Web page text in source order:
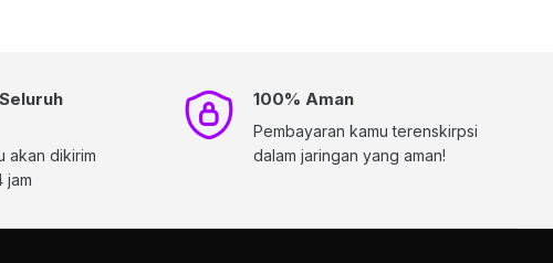
akan dikirim
jam
100% Aman
Pembayaran kamu terenskirpsi
dalam jaringan yang aman!